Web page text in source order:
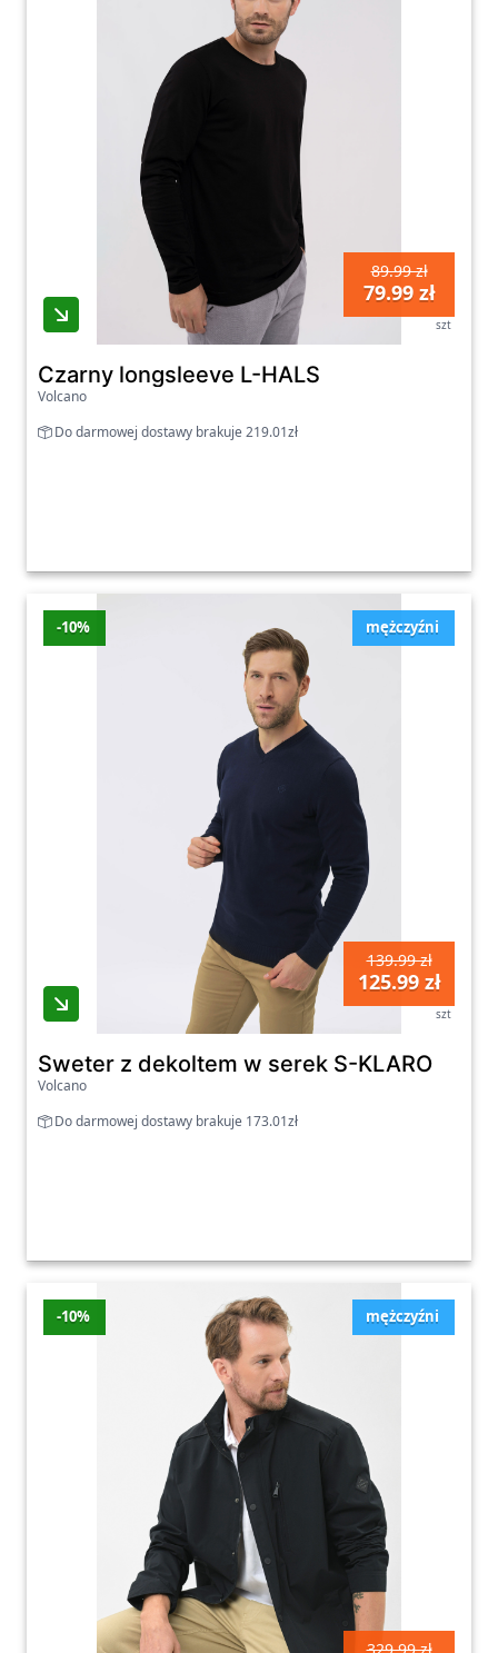
89.99 zł
79.99 zł
szt
Czarny longsleeve L-HALS
Volcano
Do darmowej dostawy brakuje 219.01zł
mężczyźni
-10%
139.99 zł
125.99 zł
szt
Sweter z dekoltem w serek S-KLARO
Volcano
Do darmowej dostawy brakuje 173.01zł
mężczyźni
-10%